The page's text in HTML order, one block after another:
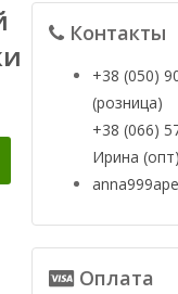
Контакты
+38 (050)
(розница)
+38 (066)
Ирина (опт)
Оплата